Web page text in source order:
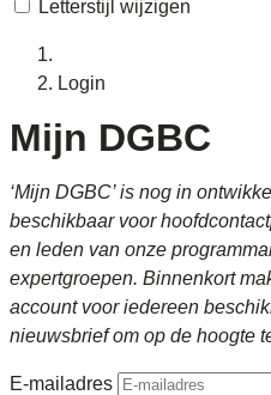
Letterstijl wijzigen
Login
Mijn DGBC
‘Mijn DGBC’ is nog in
beschikbaar voor
en leden van onze
expertgroepen. Binnenkort
account voor iedereen
nieuwsbrief om op de hoogte
E-mailadres